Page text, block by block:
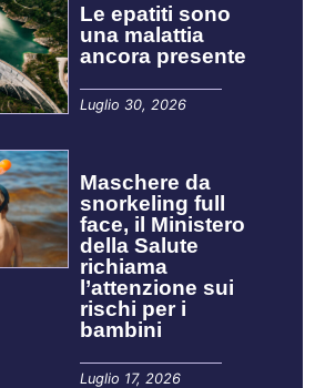
Le epatiti sono
una malattia
ancora presente
Luglio 30, 2026
Maschere da
snorkeling full
face, il Ministero
della Salute
richiama
l’attenzione sui
rischi per i
bambini
Luglio 17, 2026